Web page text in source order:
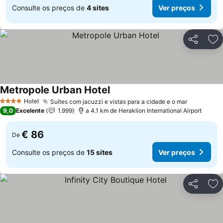
Consulte os preços de 4 sites Ver preços
Partilhar
4 EstrelasHotel Suítes com jacuzzi e vistas para a cidade e o mar
Metropole Urban Hotel
9,0 Excelente 1.999 a 4.1 km de Heraklion International Airport
De € 86
Consulte os preços de 15 sites Ver preços
Partilhar